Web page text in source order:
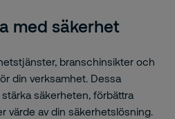
med säkerhet
branschinsikter och
din verksamhet. Dessa
säkerheten, förbättra
värde av din säkerhetslösning.